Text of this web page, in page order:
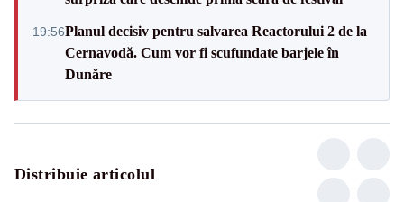
19:56Planul decisiv pentru salvarea Reactorului 2 de la
Cernavodă. Cum vor fi scufundate barjele în
Dunăre
Distribuie articolul